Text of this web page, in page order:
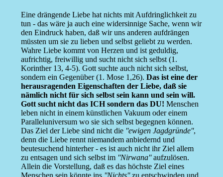
Eine drängende Liebe hat nichts mit Aufdringlichkeit zu
tun - das wäre ja auch eine widersinnige Sache, wenn wir
den Eindruck haben, daß wir uns anderen aufdrängen
müssten um sie zu lieben und selbst geliebt zu werden.
Wahre Liebe kommt von Herzen und ist geduldig,
aufrichtig, freiwillig und sucht nicht sich selbst (1.
Korinther 13, 4-5). Gott suchte auch nicht sich selbst,
sondern ein Gegenüber (1. Mose 1,26). Das ist eine der
herausragenden Eigenschaften der Liebe, daß sie
nämlich nicht für sich selbst sein kann und sein will.
Gott sucht nicht das ICH sondern das DU! Menschen
leben nicht in einem künstlichen Vakuum oder einem
Paralleluniversum wo sie sich selbst begegnen können.
Das Ziel der Liebe sind nicht die ''ewigen Jagdgründe'',
denn die Liebe rennt niemandem anbiedernd und
beutesuchend hinterher - es ist auch nicht ihr Ziel allem
zu entsagen und sich selbst im ''Nirwana''aufzulösen.
Allein die Vorstellung, daß es das höchste Ziel eines
Menschen sein könnte ins ''Nichts''zu entschwinden und